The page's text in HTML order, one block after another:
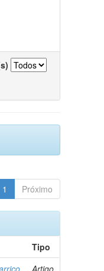
1 Próximo
Tipo
Artigo